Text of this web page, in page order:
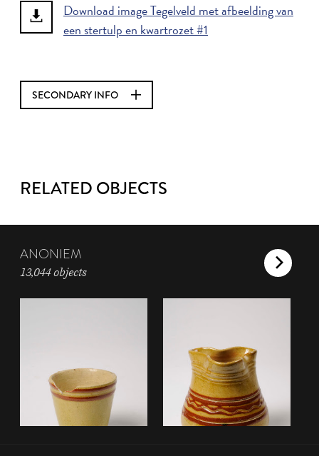
Download image Tegelveld met afbeelding van
een stertulp en kwartrozet #1
SECONDARY INFO
RELATED OBJECTS
ANONIEM
13,044 objects